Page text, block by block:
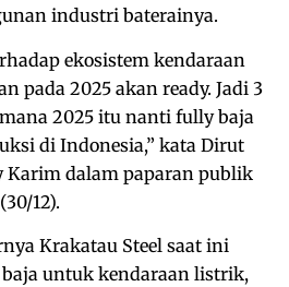
industri baterainya.
ekosistem kendaraan
pada 2025 akan ready. Jadi 3
2025 itu nanti fully baja
di Indonesia,” kata Dirut
Karim dalam paparan publik
12).
Krakatau Steel saat ini
untuk kendaraan listrik,